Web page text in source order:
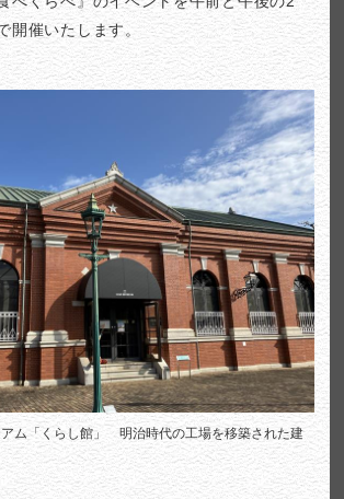
開催いたします。
ム「くらし館」 明治時代の工場を移築された建